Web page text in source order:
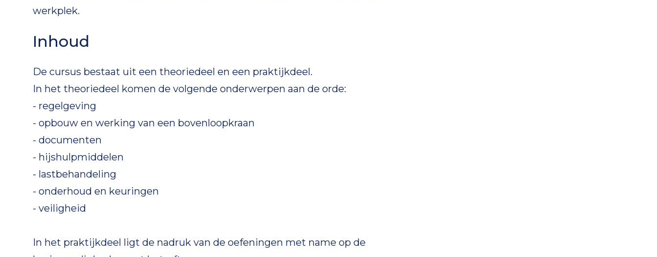
werkplek.
Inhoud
De cursus bestaat uit een theoriedeel en een praktijkdeel.
In het theoriedeel komen de volgende onderwerpen aan de orde:
- regelgeving
- opbouw en werking van een bovenloopkraan
- documenten
- hijshulpmiddelen
- lastbehandeling
- onderhoud en keuringen
- veiligheid
In het praktijkdeel ligt de nadruk van de oefeningen met name op de